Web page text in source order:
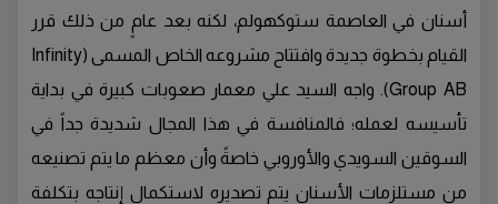
أسنان في العاصمة ستوكهولم، لكنه بعد عامٍ من ذلك قرر
القيام بخطوة جديدة وافتتاح مشروعه الخاص المسمى (Infinity
Group AB). واجه السيد علي معمار صعوبات كبيرة في بداية
تأسيسه لعمله؛ فالمنافسة في هذا المجال شديدة جداً في
السوقين السويدي والأوروبي خاصةً وأن معظم ما يتم تصنيعه
من مستلزمات الأسنان يتم تصديره لاستكمال إنتاجه بتكلفة